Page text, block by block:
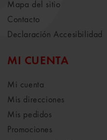
Mapa del sitio
Contacto
Declaración Accesibilidad
MI CUENTA
Mi cuenta
Mis direcciones
Mis pedidos
Promociones